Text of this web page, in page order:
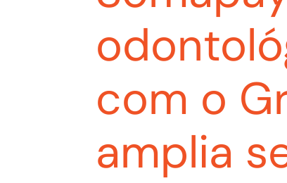
com o
amplia